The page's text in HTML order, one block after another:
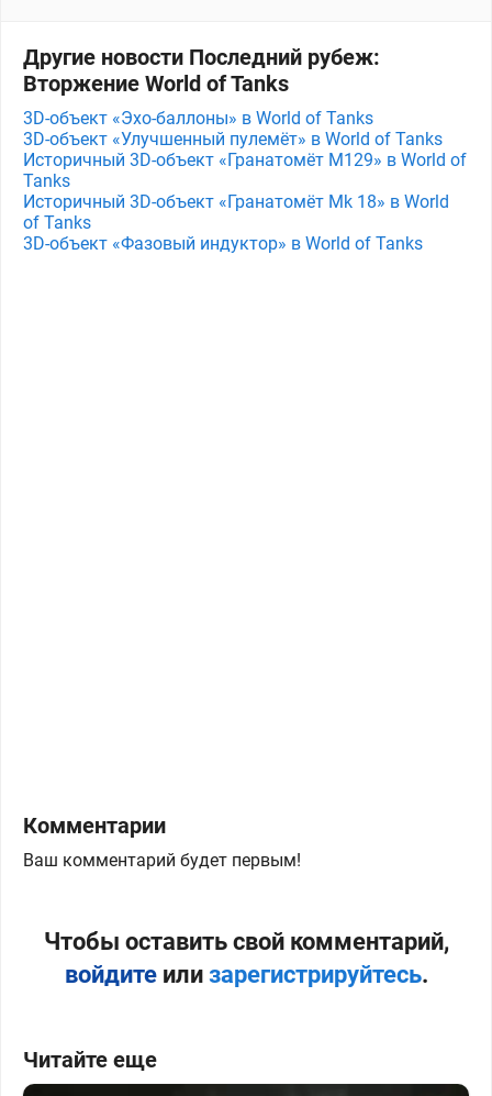
Другие новости Последний рубеж:
Вторжение World of Tanks
3D-объект «Эхо-баллоны» в World of Tanks
3D-объект «Улучшенный пулемёт» в World of Tanks
Историчный 3D-объект «Гранатомёт M129» в World of
Tanks
Историчный 3D-объект «Гранатомёт Mk 18» в World
of Tanks
3D-объект «Фазовый индуктор» в World of Tanks
Комментарии
Ваш комментарий будет первым!
Чтобы оставить свой комментарий,
войдитеили зарегистрируйтесь.
Читайте еще